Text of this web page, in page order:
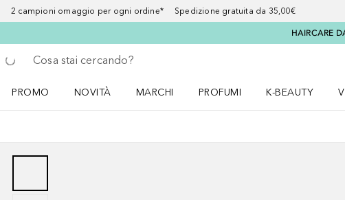
2 campioni omaggio per ogni ordine* Spedizione gratuita da 35,00€
HAIRCARE
Torna indietro
Esegui ricerca
PROMO
NOVITÀ
MARCHI
PROFUMI
K-BEAUTY